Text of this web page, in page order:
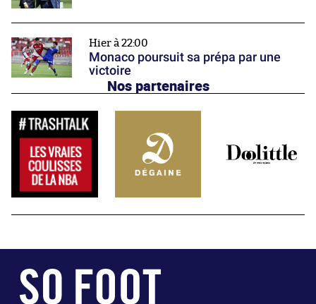
Hier à 22:00
Monaco poursuit sa prépa par une
victoire
Nos partenaires